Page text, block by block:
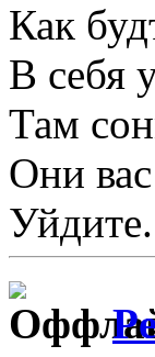
Как
В себя
Там
Они